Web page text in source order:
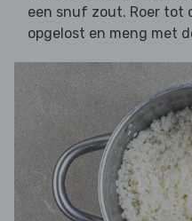
een snuf zout. Roer tot
opgelost en meng met